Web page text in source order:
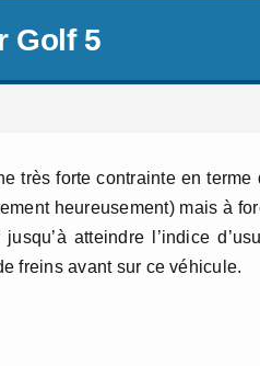
Golf 5
très forte contrainte en terme
heureusement) mais à
atteindre l’indice
freins avant sur ce véhicule.